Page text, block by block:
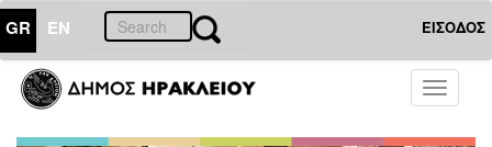
GR EN ΕΙΣΟΔΟΣ
Toggle
ΤΟΠΟΣ
ΜΑΣ